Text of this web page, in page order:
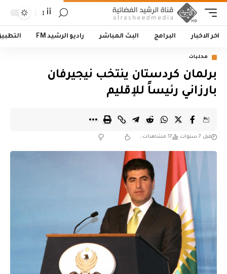
أأ
اخر الاخبار البرامج البث المباشر راديو الرشيد FM
محليات
برلمان كردستان ينتخب نيجيرفان
بارزاني رئيساً للإقليم
قبل 7 سنوات 17 مشاهدات